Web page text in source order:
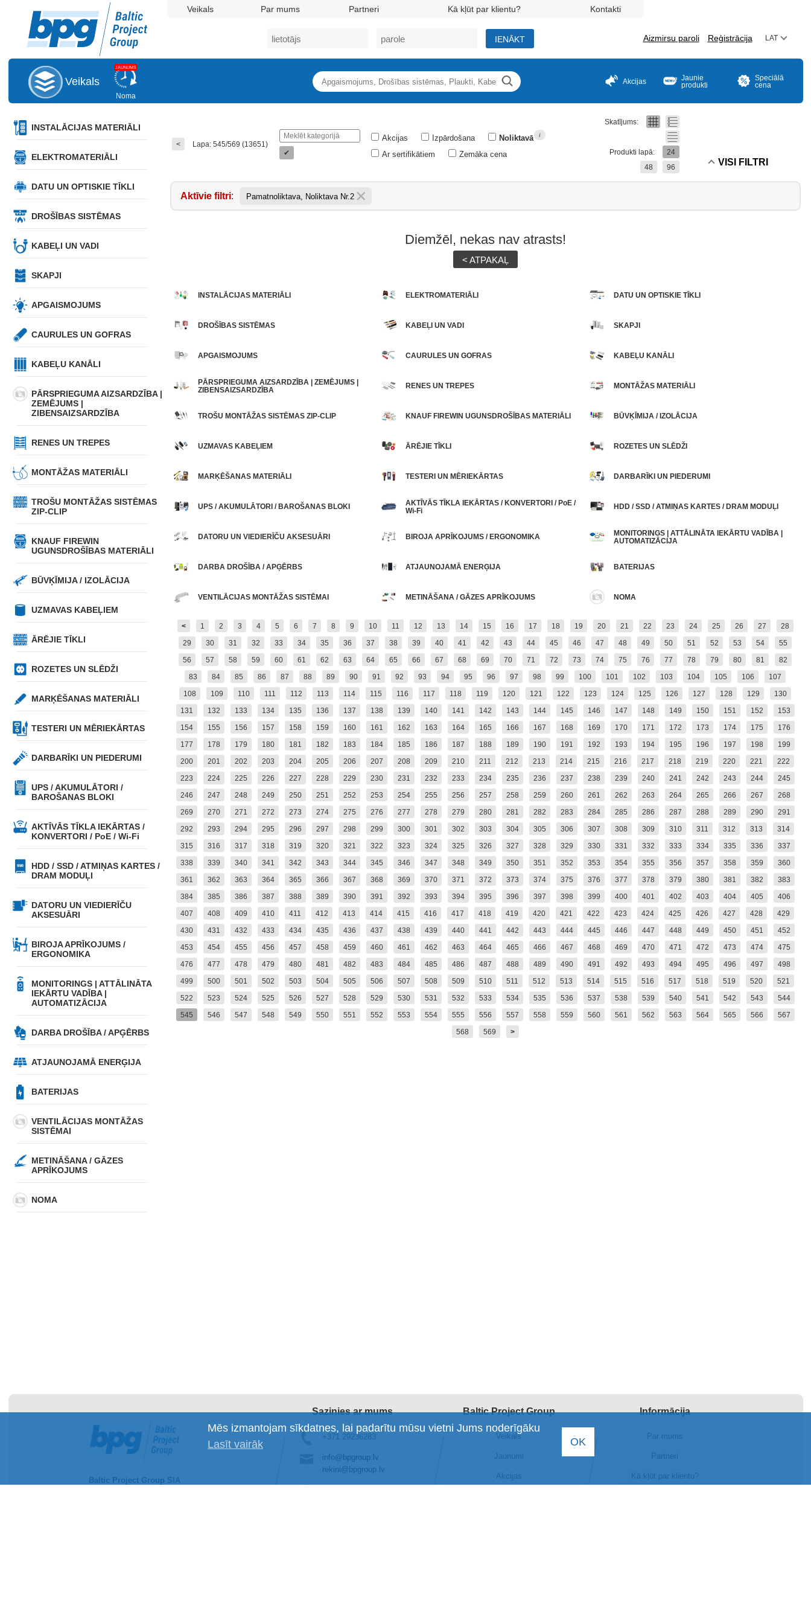
Mēs izmantojam sīkdatnes, lai padarītu mūsu vietni Jums noderīgāku
Lasīt vairāk
OK
Veikals Par mums Partneri Kā kļūt par klientu? Kontakti
IENĀKT Aizmirsu paroli Reģistrācija LAT
Veikals
JAUNUMS
Noma
Akcijas
Jaunie
produkti
Speciālā
cena
INSTALĀCIJAS MATERIĀLI
ELEKTROMATERIĀLI
DATU UN OPTISKIE TĪKLI
DROŠĪBAS SISTĒMAS
KABEĻI UN VADI
SKAPJI
APGAISMOJUMS
CAURULES UN GOFRAS
KABEĻU KANĀLI
PĀRSPRIEGUMA AIZSARDZĪBA |
ZEMĒJUMS |
ZIBENSAIZSARDZĪBA
RENES UN TREPES
MONTĀŽAS MATERIĀLI
TROŠU MONTĀŽAS SISTĒMAS
ZIP-CLIP
KNAUF FIREWIN
UGUNSDROŠĪBAS MATERIĀLI
BŪVĶĪMIJA / IZOLĀCIJA
UZMAVAS KABEĻIEM
ĀRĒJIE TĪKLI
ROZETES UN SLĒDŽI
MARĶĒŠANAS MATERIĀLI
TESTERI UN MĒRIEKĀRTAS
DARBARĪKI UN PIEDERUMI
UPS / AKUMULĀTORI /
BAROŠANAS BLOKI
AKTĪVĀS TĪKLA IEKĀRTAS /
KONVERTORI / PoE / Wi-Fi
HDD / SSD / ATMIŅAS KARTES /
DRAM MODUĻI
DATORU UN VIEDIERĪČU
AKSESUĀRI
BIROJA APRĪKOJUMS /
ERGONOMIKA
MONITORINGS | ATTĀLINĀTA
IEKĀRTU VADĪBA |
AUTOMATIZĀCIJA
DARBA DROŠĪBA / APĢĒRBS
ATJAUNOJAMĀ ENERĢIJA
BATERIJAS
VENTILĀCIJAS MONTĀŽAS
SISTĒMAI
METINĀŠANA / GĀZES
APRĪKOJUMS
NOMA
<
Lapa: 545/569 (13651)
✔
Akcijas Izpārdošana Noliktavā i
Ar sertifikātiem Zemāka cena
Skatījums:
Produkti lapā:
24
48
96 VISI FILTRI
Aktīvie filtri: Pamatnoliktava, Noliktava Nr.2
Diemžēl, nekas nav atrasts!
< ATPAKAĻ
INSTALĀCIJAS MATERIĀLI ELEKTROMATERIĀLI DATU UN OPTISKIE TĪKLI
DROŠĪBAS SISTĒMAS KABEĻI UN VADI SKAPJI
APGAISMOJUMS CAURULES UN GOFRAS KABEĻU KANĀLI
PĀRSPRIEGUMA AIZSARDZĪBA | ZEMĒJUMS |
ZIBENSAIZSARDZĪBA
RENES UN TREPES MONTĀŽAS MATERIĀLI
TROŠU MONTĀŽAS SISTĒMAS ZIP-CLIP KNAUF FIREWIN UGUNSDROŠĪBAS MATERIĀLI BŪVĶĪMIJA / IZOLĀCIJA
UZMAVAS KABEĻIEM ĀRĒJIE TĪKLI ROZETES UN SLĒDŽI
MARĶĒŠANAS MATERIĀLI TESTERI UN MĒRIEKĀRTAS DARBARĪKI UN PIEDERUMI
UPS / AKUMULĀTORI / BAROŠANAS BLOKI
AKTĪVĀS TĪKLA IEKĀRTAS / KONVERTORI / PoE /
Wi-Fi
HDD / SSD / ATMIŅAS KARTES / DRAM MODUĻI
DATORU UN VIEDIERĪČU AKSESUĀRI BIROJA APRĪKOJUMS / ERGONOMIKA
MONITORINGS | ATTĀLINĀTA IEKĀRTU VADĪBA |
AUTOMATIZĀCIJA
DARBA DROŠĪBA / APĢĒRBS ATJAUNOJAMĀ ENERĢIJA BATERIJAS
VENTILĀCIJAS MONTĀŽAS SISTĒMAI METINĀŠANA / GĀZES APRĪKOJUMS NOMA
< 1 2 3 4 5 6 7 8 9 10 11 12 13 14 15 16 17 18 19 20 21 22 23 24 25 26 27
28
29
30 31 32 33 34 35 36 37 38 39 40 41 42 43 44 45 46 47 48 49 50 51 52 53 54
55
56
57 58 59 60 61 62 63 64 65 66 67 68 69 70 71 72 73 74 75 76 77 78 79 80 81
82
83
84 85 86 87 88 89 90 91 92 93 94 95 96 97 98 99 100 101 102 103 104 105 106
107
108
109 110 111 112 113 114 115 116 117 118 119 120 121 122 123 124 125 126 127 128 129
130
131
132 133 134 135 136 137 138 139 140 141 142 143 144 145 146 147 148 149 150 151 152
153
154
155 156 157 158 159 160 161 162 163 164 165 166 167 168 169 170 171 172 173 174 175
176
177
178 179 180 181 182 183 184 185 186 187 188 189 190 191 192 193 194 195 196 197 198
199
200
201 202 203 204 205 206 207 208 209 210 211 212 213 214 215 216 217 218 219 220 221
222
223
224 225 226 227 228 229 230 231 232 233 234 235 236 237 238 239 240 241 242 243 244
245
246
247 248 249 250 251 252 253 254 255 256 257 258 259 260 261 262 263 264 265 266 267
268
269
270 271 272 273 274 275 276 277 278 279 280 281 282 283 284 285 286 287 288 289 290
291
292
293 294 295 296 297 298 299 300 301 302 303 304 305 306 307 308 309 310 311 312 313
314
315
316 317 318 319 320 321 322 323 324 325 326 327 328 329 330 331 332 333 334 335 336
337
338
339 340 341 342 343 344 345 346 347 348 349 350 351 352 353 354 355 356 357 358 359
360
361
362 363 364 365 366 367 368 369 370 371 372 373 374 375 376 377 378 379 380 381 382
383
384
385 386 387 388 389 390 391 392 393 394 395 396 397 398 399 400 401 402 403 404 405
406
407
408 409 410 411 412 413 414 415 416 417 418 419 420 421 422 423 424 425 426 427 428
429
430
431 432 433 434 435 436 437 438 439 440 441 442 443 444 445 446 447 448 449 450 451
452
453
454 455 456 457 458 459 460 461 462 463 464 465 466 467 468 469 470 471 472 473 474
475
476
477 478 479 480 481 482 483 484 485 486 487 488 489 490 491 492 493 494 495 496 497
498
499
500 501 502 503 504 505 506 507 508 509 510 511 512 513 514 515 516 517 518 519 520
521
522
523 524 525 526 527 528 529 530 531 532 533 534 535 536 537 538 539 540 541 542 543
544
545
546 547 548 549 550 551 552 553 554 555 556 557 558 559 560 561 562 563 564 565 566
567
568
569 >
Baltic Project Group SIA
Sazinies ar mums
+371 29236283
info@bpgroup.lv
rekini@bpgroup.lv
Baltic Project Group
Veikals
Jaunumi
Akcijas
Informācija
Par mums
Partneri
Kā kļūt par klientu?